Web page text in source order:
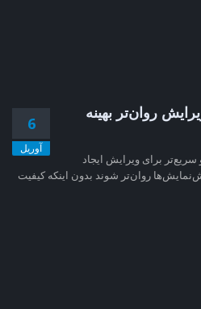
6
آوریل
روان‌تر بهینه
برای ویرایش ایجاد
روان‌تر شوند بدون اینکه کیفیت